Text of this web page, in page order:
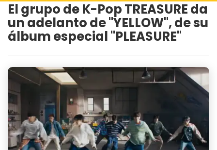
El grupo de K-Pop TREASURE da
un adelanto de "YELLOW", de su
álbum especial "PLEASURE"